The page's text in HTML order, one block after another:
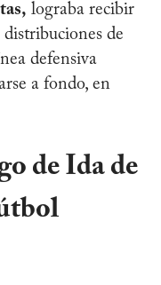
lograba recibir
distribuciones de
defensiva
a fondo, en
de Ida de